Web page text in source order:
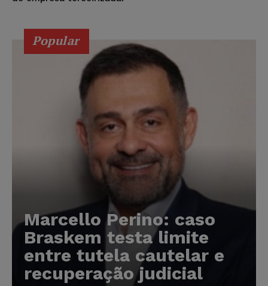
Popular
Marcello Perino: caso
Braskem testa limite
entre tutela cautelar e
recuperação judicial